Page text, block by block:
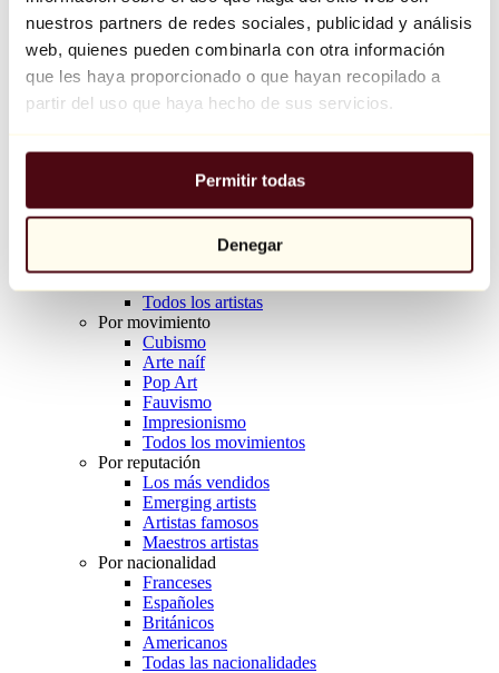
nuestros partners de redes sociales, publicidad y análisis
web, quienes pueden combinarla con otra información
que les haya proporcionado o que hayan recopilado a
partir del uso que haya hecho de sus servicios.
Permitir todas
Denegar
Balloon Dog (Orange)
Jeff Koons
10.000 €
Explorar
Todos los escultores
Todos los fotógrafos
Todos los artistas
Por movimiento
Cubismo
Arte naíf
Pop Art
Fauvismo
Impresionismo
Todos los movimientos
Por reputación
Los más vendidos
Emerging artists
Artistas famosos
Maestros artistas
Por nacionalidad
Franceses
Españoles
Británicos
Americanos
Todas las nacionalidades